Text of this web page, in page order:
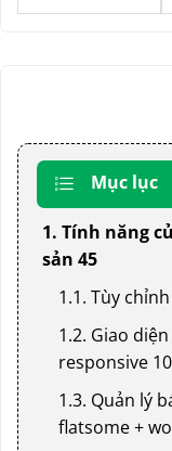
Mục lục
1. Tính năng
sản 45
1.1. Tùy
1.2. Giao
responsive
1.3. Quản lý
flatsome +